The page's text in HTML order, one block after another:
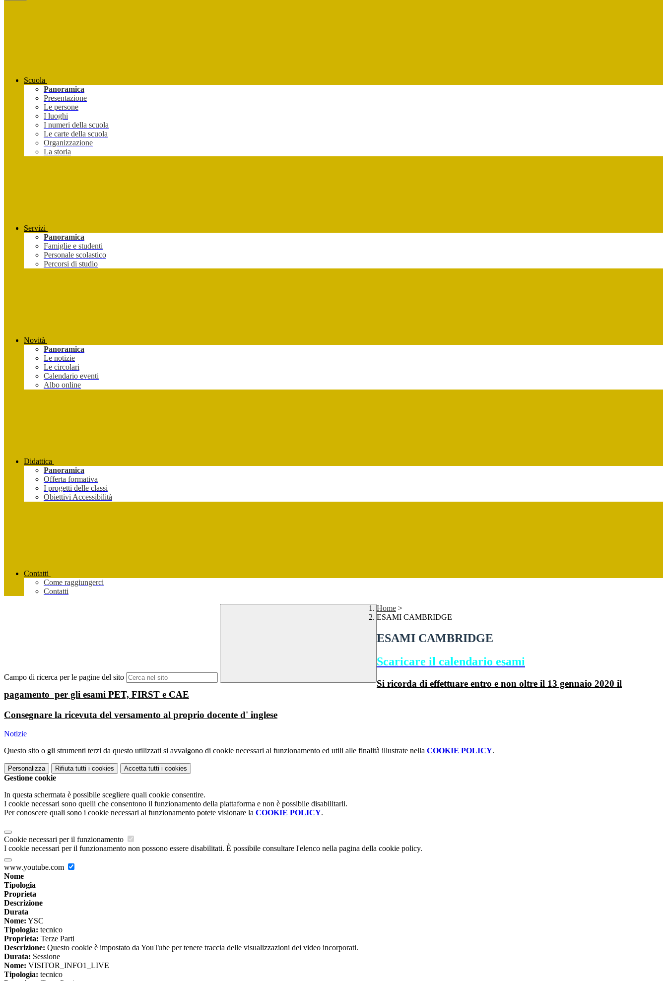
Scuola
Panoramica
Presentazione
Le persone
I luoghi
I numeri della scuola
Le carte della scuola
Organizzazione
La storia
Servizi
Panoramica
Famiglie e studenti
Personale scolastico
Percorsi di studio
Novità
Panoramica
Le notizie
Le circolari
Calendario eventi
Albo online
Didattica
Panoramica
Offerta formativa
I progetti delle classi
Obiettivi Accessibilità
Contatti
Come raggiungerci
Contatti
Campo di ricerca per le pagine del sito
Home >
ESAMI CAMBRIDGE
ESAMI CAMBRIDGE
Scaricare il calendario esami
Si ricorda di effettuare entro e non oltre il 13 gennaio 2020 il
pagamento per gli esami PET, FIRST e CAE
Consegnare la ricevuta del versamento al proprio docente d' inglese
Notizie
Questo sito o gli strumenti terzi da questo utilizzati si avvalgono di cookie necessari al funzionamento ed utili alle finalità illustrate nella COOKIE POLICY.
Personalizza Rifiuta tutti i cookies Accetta tutti i cookies
Gestione cookie
In questa schermata è possibile scegliere quali cookie consentire.
I cookie necessari sono quelli che consentono il funzionamento della piattaforma e non è possibile disabilitarli.
Per conoscere quali sono i cookie necessari al funzionamento potete visionare la COOKIE POLICY.
Cookie necessari per il funzionamento
I cookie necessari per il funzionamento non possono essere disabilitati. È possibile consultare l'elenco nella pagina della cookie policy.
www.youtube.com
Nome
Tipologia
Proprieta
Descrizione
Durata
Nome: YSC
Tipologia: tecnico
Proprieta: Terze Parti
Descrizione: Questo cookie è impostato da YouTube per tenere traccia delle visualizzazioni dei video incorporati.
Durata: Sessione
Nome: VISITOR_INFO1_LIVE
Tipologia: tecnico